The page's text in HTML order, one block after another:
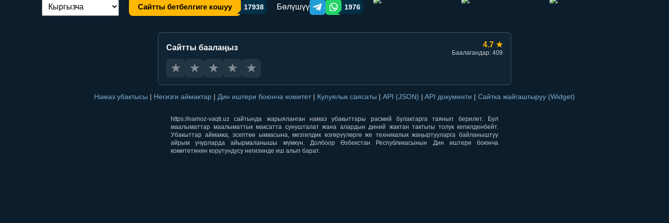
Тилди алмаштыруу: Сайтты бетбелгиге кошуу 17938 Бөлүшүү Telegram orqali ulashish
WhatsApp orqali ulashish
1976
Сайтты баалаңыз 4.7 ★
Баалагандар: 409
★ ★ ★ ★ ★
Намаз убактысы | Негизги аймактар | Дин иштери боюнча комитет | Купуялык саясаты | API (JSON) | API документи | Сайтка жайгаштыруу (Widget)
https://namoz-vaqti.uz сайтында жарыяланган намаз убакыттары расмий булактарга таянып берилет. Бул
маалыматтар маалыматтык максатта сунушталат жана алардын диний жактан тактыгы толук кепилденбейт.
Убакыттар аймакка, эсептөө ыкмасына, мезгилдик өзгөрүүлөргө же техникалык жаңыртууларга байланыштуу
айрым учурларда айырмаланышы мүмкүн. Долбоор Өзбекстан Республикасынын Дин иштери боюнча
комитетинин корутундусу негизинде иш алып барат.